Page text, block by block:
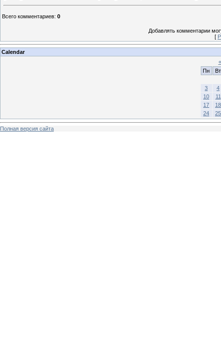
Всего комментариев: 0
Добавлять комментарии
[
Calendar
«
Пн
Вт
3
4
10
11
17
18
24
25
Полная версия сайта